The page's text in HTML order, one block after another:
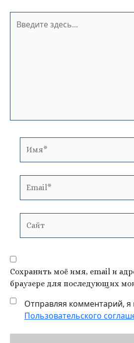
здесь...
Сохранить моё имя, email и
браузере для последующих
Отправляя комментарий,
Пользовательского